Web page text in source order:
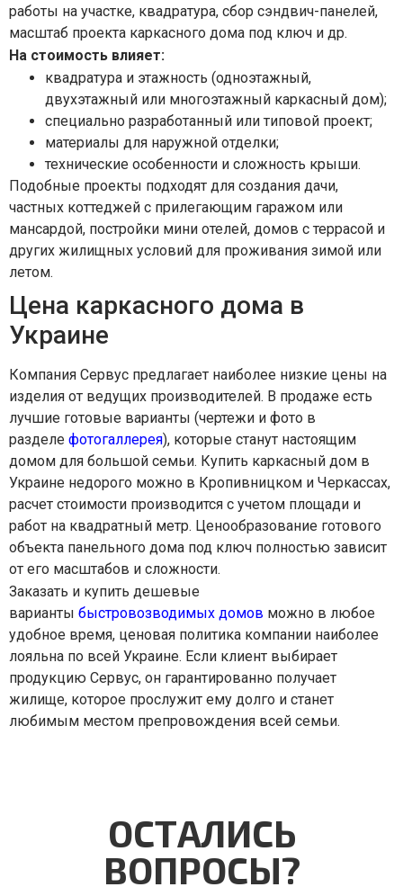
работы на участке, квадратура, сбор сэндвич-панелей,
масштаб проекта каркасного дома под ключ и др.
На стоимость влияет:
квадратура и этажность (одноэтажный,
двухэтажный или многоэтажный каркасный дом);
специально разработанный или типовой проект;
материалы для наружной отделки;
технические особенности и сложность крыши.
Подобные проекты подходят для создания дачи,
частных коттеджей с прилегающим гаражом или
мансардой, постройки мини отелей, домов с террасой и
других жилищных условий для проживания зимой или
летом.
Цена каркасного дома в
Украине
Компания Сервус предлагает наиболее низкие цены на
изделия от ведущих производителей. В продаже есть
лучшие готовые варианты (чертежи и фото в
разделе фотогаллерея), которые станут настоящим
домом для большой семьи. Купить каркасный дом в
Украине недорого можно в Кропивницком и Черкассах,
расчет стоимости производится с учетом площади и
работ на квадратный метр. Ценообразование готового
объекта панельного дома под ключ полностью зависит
от его масштабов и сложности.
Заказать и купить дешевые
варианты быстровозводимых домов можно в любое
удобное время, ценовая политика компании наиболее
лояльна по всей Украине. Если клиент выбирает
продукцию Сервус, он гарантированно получает
жилище, которое прослужит ему долго и станет
любимым местом препровождения всей семьи.
ОСТАЛИСЬ
ВОПРОСЫ?